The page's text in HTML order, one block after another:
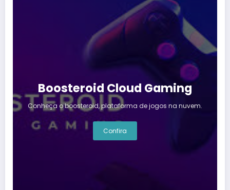
Boosteroid Cloud Gaming
Conheça o boosteroid, plataforma de jogos na nuvem.
Confira